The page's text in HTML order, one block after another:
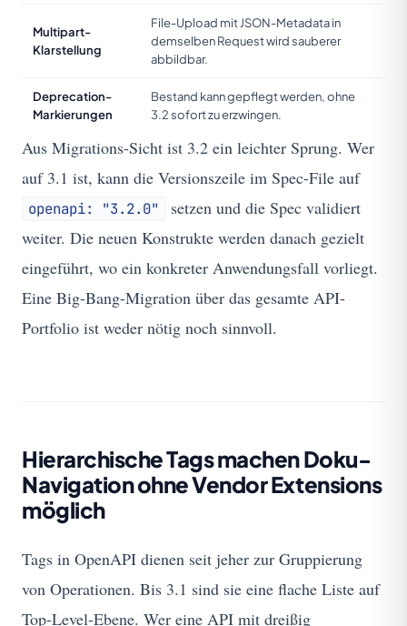
Multipart-
Klarstellung
File-Upload mit JSON-Metadata in
demselben Request wird sauberer
abbildbar.
Deprecation-
Markierungen
Bestand kann gepflegt werden, ohne
3.2 sofort zu erzwingen.
Aus Migrations-Sicht ist 3.2 ein leichter Sprung. Wer
auf 3.1 ist, kann die Versionszeile im Spec-File auf
openapi: "3.2.0"
setzen und die Spec validiert
weiter. Die neuen Konstrukte werden danach gezielt
eingeführt, wo ein konkreter Anwendungsfall vorliegt.
Eine Big-Bang-Migration über das gesamte API-
Portfolio ist weder nötig noch sinnvoll.
Hierarchische Tags machen Doku-
Navigation ohne Vendor Extensions
möglich
Tags in OpenAPI dienen seit jeher zur Gruppierung
von Operationen. Bis 3.1 sind sie eine flache Liste auf
Top-Level-Ebene. Wer eine API mit dreißig